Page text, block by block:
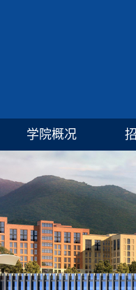
学院概况